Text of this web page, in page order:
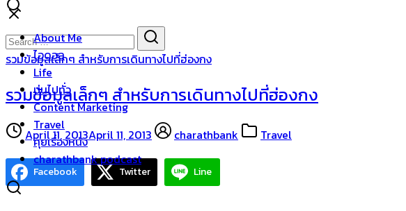
Skip
content
About Me
ไอดอล
Life
บ่นไปทั่ว
Content Marketing
Travel
คุยเรื่องหนัง
charathbank podcast
Search
for:
รวมข้อมูลเล็กๆ สำหรับการเดินทางไปที่ฮ่องกง
รวมข้อมูลเล็กๆ สำหรับการเดินทางไปที่ฮ่องกง
April 11, 2013April 11, 2013 charathbank Travel
Facebook Twitter Line